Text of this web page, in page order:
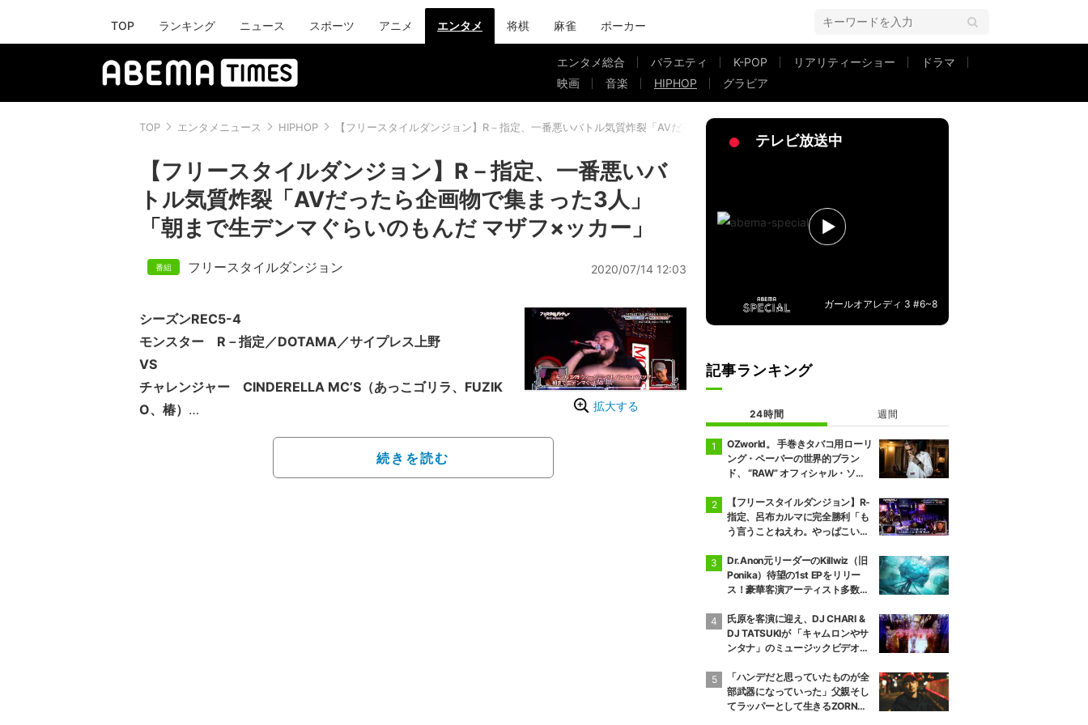
TOP ランキング ニュース スポーツ アニメ エンタメ 将棋 麻雀 ポーカー
エンタメ総合 バラエティ K-POP リアリティーショー
ドラマ
映画
音楽 HIPHOP グラビア
TOP エンタメニュース HIPHOP 【フリースタイルダンジョン】R－指定、一番悪いバトル気質炸裂「AVだったら企画物で集まった3人」「朝まで生デンマぐらいのもんだ マザフ×ッカー」
【フリースタイルダンジョン】R－指定、一番悪いバ
トル気質炸裂「AVだったら企画物で集まった3人」
「朝まで生デンマぐらいのもんだ マザフ×ッカー」
フリースタイルダンジョン 2020/07/14 12:03
拡大する
シーズンREC5-4
モンスター R－指定／DOTAMA／サイプレス上野
VS
チャレンジャー CINDERELLA MC’S（あっこゴリラ、FUZIK
O、椿）
「パンチラインフェチズ」が席巻したフリースタイルダンジョ
ン。その熱気を引き継ぐことを期待させられるサード・シーズ
続きを読む
テレビ放送中
ガールオアレディ 3 #6~8
記事ランキング
24時間 週間
OZworld。 手巻きタバコ用ローリ
ング・ペーパーの世界的ブラン
ド、 “RAW” オフィシャル・ソン
【フリースタイルダンジョン】R-
指定、呂布カルマに完全勝利「も
う言うことねえわ。やっぱこいつ
Dr.Anon元リーダーのKillwiz（旧
Ponika）待望の1st EPをリリー
ス！豪華客演アーティスト多数参
氏原を客演に迎え、DJ CHARI &
DJ TATSUKIが 「キャムロンやサ
ンタナ」のミュージックビデオを
「ハンデだと思っていたものが全
部武器になっていった」父親そし
てラッパーとして生きるZORNが